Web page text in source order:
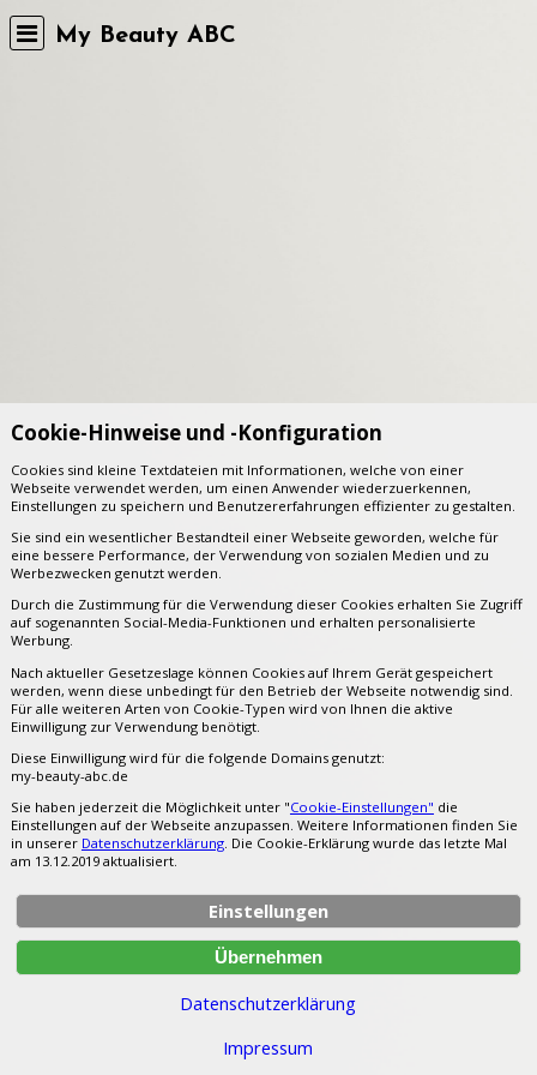
My Beauty ABC
Cookie-Hinweise und -Konfiguration
Cookies sind kleine Textdateien mit Informationen, welche von einer
Webseite verwendet werden, um einen Anwender wiederzuerkennen,
Einstellungen zu speichern und Benutzererfahrungen effizienter zu gestalten.
Sie sind ein wesentlicher Bestandteil einer Webseite geworden, welche für
eine bessere Performance, der Verwendung von sozialen Medien und zu
Werbezwecken genutzt werden.
Durch die Zustimmung für die Verwendung dieser Cookies erhalten Sie Zugriff
auf sogenannten Social-Media-Funktionen und erhalten personalisierte
Werbung.
Nach aktueller Gesetzeslage können Cookies auf Ihrem Gerät gespeichert
werden, wenn diese unbedingt für den Betrieb der Webseite notwendig sind.
Für alle weiteren Arten von Cookie-Typen wird von Ihnen die aktive
Einwilligung zur Verwendung benötigt.
Diese Einwilligung wird für die folgende Domains genutzt:
my-beauty-abc.de
Sie haben jederzeit die Möglichkeit unter "Cookie-Einstellungen" die
Einstellungen auf der Webseite anzupassen. Weitere Informationen finden Sie
in unserer Datenschutzerklärung. Die Cookie-Erklärung wurde das letzte Mal
am 13.12.2019 aktualisiert.
Einstellungen
Datenschutzerklärung
Impressum